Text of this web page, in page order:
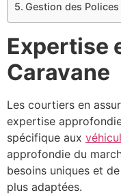
Gestion des Polices
Expertise
Caravane
Les courtiers en
expertise
spécifique aux
approfondie du
besoins uniques et
plus adaptées.